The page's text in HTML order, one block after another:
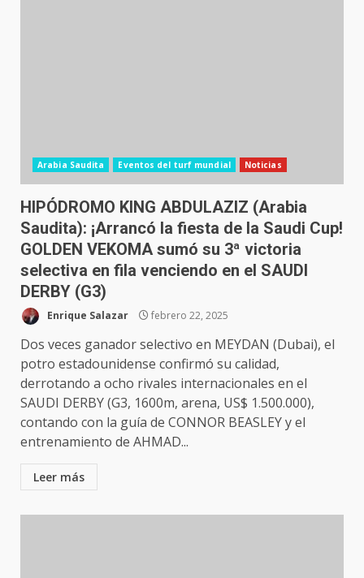
Arabia Saudita Eventos del turf mundial Noticias
HIPÓDROMO KING ABDULAZIZ (Arabia
Saudita): ¡Arrancó la fiesta de la Saudi Cup!
GOLDEN VEKOMA sumó su 3ª victoria
selectiva en fila venciendo en el SAUDI
DERBY (G3)
Enrique Salazar febrero 22, 2025
Dos veces ganador selectivo en MEYDAN (Dubai), el
potro estadounidense confirmó su calidad,
derrotando a ocho rivales internacionales en el
SAUDI DERBY (G3, 1600m, arena, US$ 1.500.000),
contando con la guía de CONNOR BEASLEY y el
entrenamiento de AHMAD...
Leer más